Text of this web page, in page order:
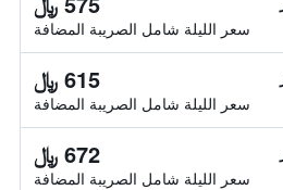
سعر الليلة شامل الصريبة المضافة
615 ﷼
سعر الليلة شامل الصريبة المضافة
672 ﷼
سعر الليلة شامل الصريبة المضافة